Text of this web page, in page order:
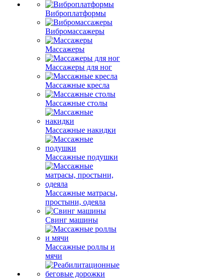
Виброплатформы
Вибромассажеры
Массажеры
Массажеры для ног
Массажные кресла
Массажные столы
Массажные накидки
Массажные подушки
Массажные матрасы,
простыни, одеяла
Свинг машины
Массажные роллы и
мячи